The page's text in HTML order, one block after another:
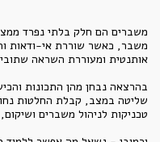
משברים הם חלק בלתי נפרד
משבר, כאשר שוררת אי-ודאות
אותנטית ומעוררת השראה
בהרצאה נבחן מהן התכונות
שליטה במצב, קבלת החלטות
טכניקות לניהול משברים